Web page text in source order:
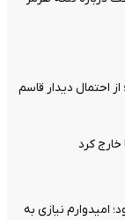
احتمال دیدار قاسم
امیدوارم نیازی به